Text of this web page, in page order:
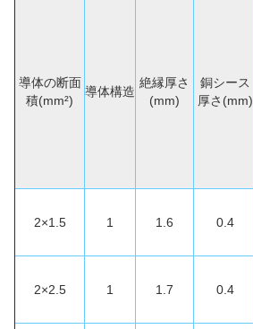
導体の断面
積(mm²)
導体構造
絶縁厚さ
(mm)
銅シース
厚さ(mm)
2×1.5 1 1.6 0.4
2×2.5 1 1.7 0.4